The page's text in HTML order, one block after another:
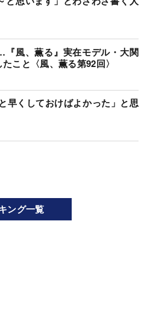
風、薫る』実在モデル・大関
こと〈風、薫る第92回〉
早くしておけばよかった」と思
ング一覧